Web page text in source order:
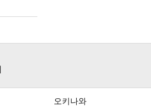
오키나와